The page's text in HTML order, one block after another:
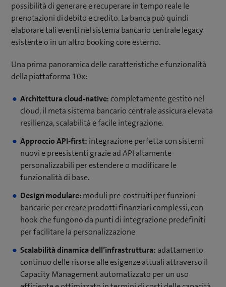
possibilità di generare e recuperare in tempo reale le
prenotazioni di debito e credito. La banca può quindi
elaborare tali eventi nel sistema bancario centrale legacy
esistente o in un altro booking core esterno.
Una prima panoramica delle caratteristiche e funzionalità
della piattaforma 10x:
Architettura cloud-native:completamente gestito nel
cloud, il meta sistema bancario centrale assicura elevata
resilienza, scalabilità e facile integrazione.
Approccio API-first: integrazione perfetta con sistemi
nuovi e preesistenti grazie ad API altamente
personalizzabili per estendere o modificare le
funzionalità di base.
Design modulare:moduli pre-costruiti per funzioni
bancarie per creare prodotti finanziari complessi, con
hook che fungono da punti di integrazione predefiniti
per facilitare la personalizzazione
Scalabilità dinamica dell’infrastruttura: adattamento
continuo delle risorse alle esigenze attuali attraverso il
Capacity Management automatizzato per un uso